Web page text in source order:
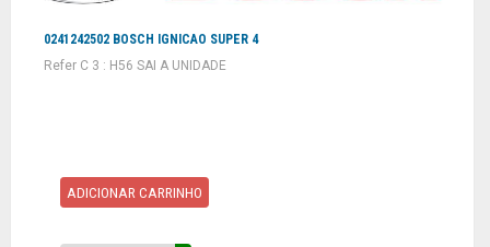
0241242502 BOSCH IGNICAO SUPER 4
Refer C 3 : H56 SAI A UNIDADE
ADICIONAR CARRINHO